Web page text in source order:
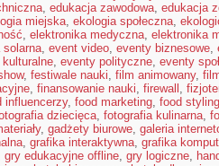
, edukacja zawodowa, edukacja
miejska, ekologia społeczna,
, elektronika medyczna, elektronika
solarna, event video, eventy biznesowe,
, eventy polityczne, eventy
, festiwale nauki, film animowany,
, finansowanie nauki, firewall ,
influencerzy, food marketing, food styling
dziecięca, fotografia kulinarna,
, gadżety biurowe, galeria
, grafika interaktywna, grafika
gry edukacyjne offline, gry logiczne,